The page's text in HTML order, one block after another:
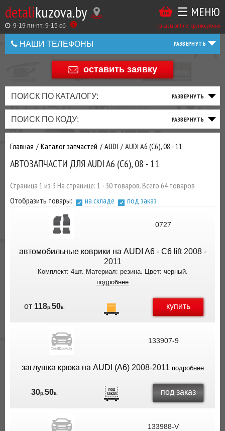
detalikuzova.by
9-19 пн-пт, 9-15 cб заказы online: круглосуточно
☰ МЕНЮ
НАШИ ТЕЛЕФОНЫ
+375 44 586 05 44
оставить заявку
ПОИСК ПО КАТАЛОГУ:
ПОИСК ПО КОДУ:
Главная Каталог запчастей AUDI AUDI A6 (C6), 08 - 11
АВТОЗАПЧАСТИ ДЛЯ AUDI A6 (C6), 08 - 11
Страница 1 из 3 На странице: 1 - 30 товаров. Всего 64 товаров
Отобразить товары:
на складе под заказ
0727
автомобильные коврики на AUDI A6 - C6 lift2008 -
2011
Комплект: 4шт. Материал: резина. Цвет: черный.
подробнее
от 118р.50к. купить
133907-9
заглушка крюка на AUDI (A6)2008-2011 подробнее
30р.50к. под заказ
133988-V
Купить
в
1
Беларусь
+375
+375
ТАКЖЕ
ВЫ
МОЖЕТЕ
У
ЗАКАЗАТЬ
ТО
ФИЛЬТРА
ТОРМОЗНАЯ
СИСТЕМА
ПОДВЕСКА
РУЛЕВОЕ
ТРАНСМИССИЯ
ПРИВОД
ДВИГАТЕЛЬ
ВЫХЛОП
ЭЛЕКТРИКА
ОСВЕЩЕНИЕ
РАСХОДНИКИ,
ЗАПЧАСТИ К
ЗАКАЗУ ЧЕРЕЗ